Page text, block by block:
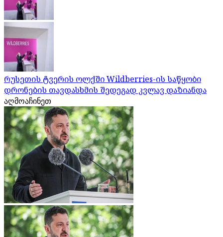
რუსეთის ტვერის ოლქში Wildberries-ის საწყობი
დრონების თავდასხმის შედეგად კვლავ დაზიანდა
აღმოაჩინეთ